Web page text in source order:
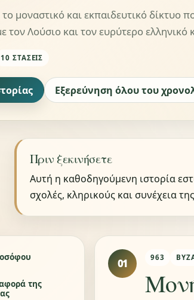
μοναστικό και εκπαιδευτικό δίκτυο
τον Λούσιο και τον ευρύτερο ελληνικό
10 ΣΤΆΣΕΙΣ
Εξερεύνηση όλου του
Πριν ξεκινήσετε
Αυτή η καθοδηγούμενη ιστορία
σχολές, κληρικούς και συνέχεια
της
01 963